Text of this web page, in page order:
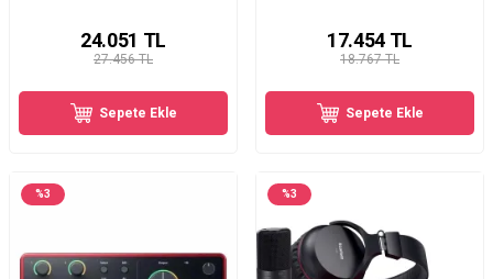
27.456 TL
24.051 TL
Sepete Ekle
18.767 TL
17.454TL
Sepete Ekle
%3 %3